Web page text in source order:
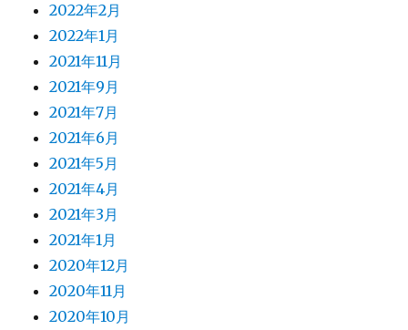
2022年2月
2022年1月
2021年11月
2021年9月
2021年7月
2021年6月
2021年5月
2021年4月
2021年3月
2021年1月
2020年12月
2020年11月
2020年10月